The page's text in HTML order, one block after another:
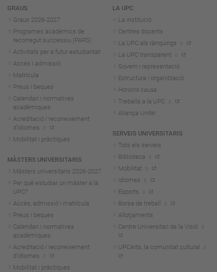
Navegació
GRAUS
Graus 2026-2027
Programes acadèmics de
recorregut successiu (PARS)
Activitats per a futur estudiantat
Accés i admissió
Matrícula
Preus i beques
Calendari i normatives
acadèmiques
Acreditació i reconeixement
d'idiomes
Mobilitat i pràctiques
MÀSTERS UNIVERSITARIS
Màsters universitaris 2026-2027
Per què estudiar un màster a la
UPC?
Accés, admissió i matrícula
Preus i beques
Calendari i normatives
acadèmiques
Acreditació i reconeixement
d'idiomes
Mobilitat i pràctiques
LA UPC
La institució
Centres docents
La UPC als rànquings
La UPC transparent
Govern i representació
Estructura i organització
Honoris causa
Treballa a la UPC
Aliança Unite!
SERVEIS UNIVERSITARIS
Tots els serveis
Biblioteca
Mobilitat
Idiomes
Esports
Borsa de treball
Allotjaments
Centre Universitari de la Visió
UPCArts, la comunitat cultural